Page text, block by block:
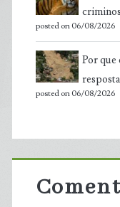
posted on 06/08/2026
Por que
posted on 06/08/2026